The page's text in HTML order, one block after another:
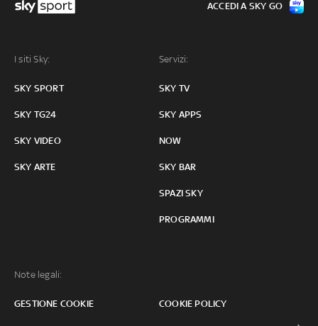
I siti Sky:
SKY SPORT
SKY TG24
SKY VIDEO
SKY ARTE
Servizi:
SKY TV
SKY APPS
NOW
SKY BAR
SPAZI SKY
PROGRAMMI
Note legali:
GESTIONE COOKIE COOKIE POLICY
ACCEDI A SKY GO